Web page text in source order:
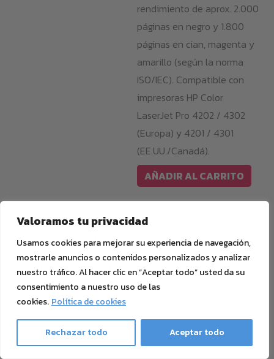
Valoramos tu privacidad
Usamos cookies para mejorar su experiencia de navegación,
mostrarle anuncios o contenidos personalizados y analizar
nuestro tráfico. Al hacer clic en “Aceptar todo” usted da su
consentimiento a nuestro uso de las
cookies. Política de cookies
Rechazar todo Aceptar todo
rendimiento de aprox. 2.000
páginas en negro y 1.800
páginas en cian, magenta y
amarillo (según la norma
ISO/IEC). Compatible con
impresoras HP Color
LaserJet Pro 4202 / 4302
(Europa) y 4201 / 4301
(EE.UU./Canadá).
AÑADIR AL CARRITO
Posibilidades Creativas con la HP Color LaserJet Pro MFP
La HP Color LaserJet Pro MFP 4301fdn no solo ofrece una
excelente calidad de impresión y fiabilidad, sino también